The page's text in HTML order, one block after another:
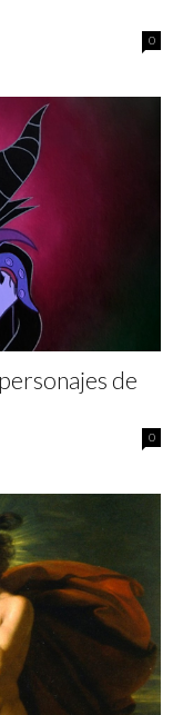
0
de
0